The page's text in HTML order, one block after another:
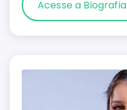
Acesse a Biografia